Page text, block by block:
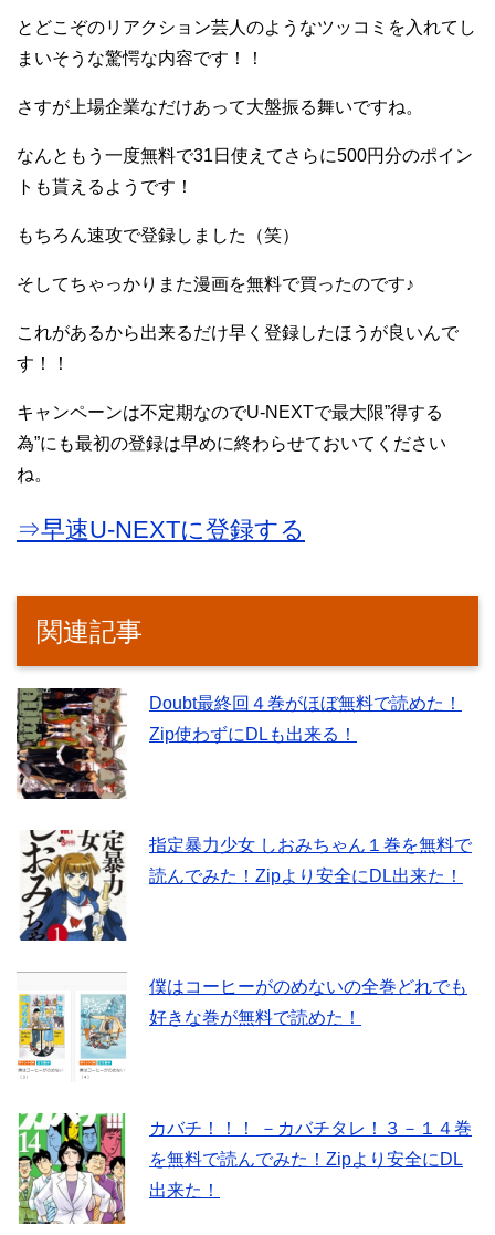
とどこぞのリアクション芸人のようなツッコミを入れてし
まいそうな驚愕な内容です！！
さすが上場企業なだけあって大盤振る舞いですね。
なんともう一度無料で31日使えてさらに500円分のポイン
トも貰えるようです！
もちろん速攻で登録しました（笑）
そしてちゃっかりまた漫画を無料で買ったのです♪
これがあるから出来るだけ早く登録したほうが良いんで
す！！
キャンペーンは不定期なのでU-NEXTで最大限”得する
為”にも最初の登録は早めに終わらせておいてください
ね。
⇒早速U-NEXTに登録する
関連記事
Doubt最終回４巻がほぼ無料で読めた！
Zip使わずにDLも出来る！
指定暴力少女 しおみちゃん１巻を無料で
読んでみた！Zipより安全にDL出来た！
僕はコーヒーがのめないの全巻どれでも
好きな巻が無料で読めた！
カバチ！！！ －カバチタレ！３－１４巻
を無料で読んでみた！Zipより安全にDL
出来た！